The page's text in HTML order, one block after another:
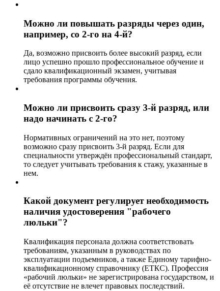
Можно ли повышать разряды через один,
например, со 2-го на 4-й?
Да, возможно присвоить более высокий разряд, если
лицо успешно прошло профессиональное обучение и
сдало квалификационный экзамен, учитывая
требования программы обучения.
Можно ли присвоить сразу 3-й разряд, или
надо начинать с 2-го?
Нормативных ограничений на это нет, поэтому
возможно сразу присвоить 3-й разряд. Если для
специальности утверждён профессиональный стандарт,
то следует учитывать требования к стажу, указанные в
нем.
Какой документ регулирует необходимость
наличия удостоверения "рабочего
люльки"?
Квалификация персонала должна соответствовать
требованиям, указанным в руководствах по
эксплуатации подъемников, а также Единому тарифно-
квалификационному справочнику (ЕТКС). Профессия
«рабочий люльки» не зарегистрирована государством, и
её отсутствие не влечет правовых последствий.